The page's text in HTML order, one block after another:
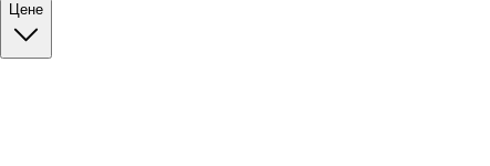
Цене